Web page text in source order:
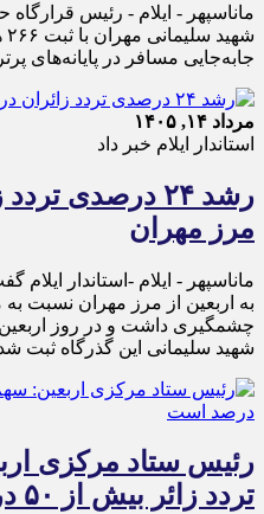
ماناسپهر - ایلام - رئیس قرارگاه
جابه‌جایی مسافر در پایانه‌های
مرداد ۱۴, ۱۴۰۵
استاندار ایلام خبر داد
رشد ۲۴ درصدی
مرز مهران
ماناسپهر - ایلام -استاندار
به اربعین از مرز مهران نسبت
شهید سلیمانی این گذرگاه ثبت
رئیس ستاد مرکزی
تردد زائر بیش از ۵۰ درصد است